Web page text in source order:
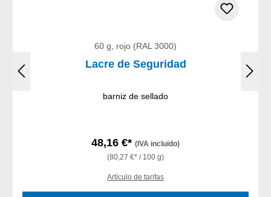
60 g, rojo (RAL 3000)
Lacre de Seguridad
barniz de sellado
48,16 €* (IVA incluido)
(80,27 €* / 100 g)
Artículo de tarifas